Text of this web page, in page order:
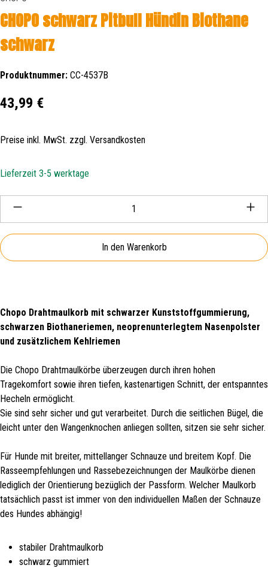
CHOPO schwarz Pitbull Hündin Biothane
schwarz
Produktnummer: CC-4537B
Regulärer Preis:
43,99 €
Preise inkl. MwSt. zzgl. Versandkosten
Lieferzeit 3-5 werktage
Produkt Anzahl: Gib den gewünschten Wert ein oder
In den Warenkorb
Chopo Drahtmaulkorb mit schwarzer Kunststoffgummierung,
schwarzen Biothaneriemen, neoprenunterlegtem Nasenpolster
und zusätzlichem Kehlriemen
Die Chopo Drahtmaulkörbe überzeugen durch ihren hohen
Tragekomfort sowie ihren tiefen, kastenartigen Schnitt, der entspanntes
Hecheln ermöglicht.
Sie sind sehr sicher und gut verarbeitet. Durch die seitlichen Bügel, die
leicht unter den Wangenknochen anliegen sollten, sitzen sie sehr sicher.
Für Hunde mit breiter, mittellanger Schnauze und breitem Kopf. Die
Rasseempfehlungen und Rassebezeichnungen der Maulkörbe dienen
lediglich der Orientierung bezüglich der Passform. Welcher Maulkorb
tatsächlich passt ist immer von den individuellen Maßen der Schnauze
des Hundes abhängig!
stabiler Drahtmaulkorb
schwarz gummiert